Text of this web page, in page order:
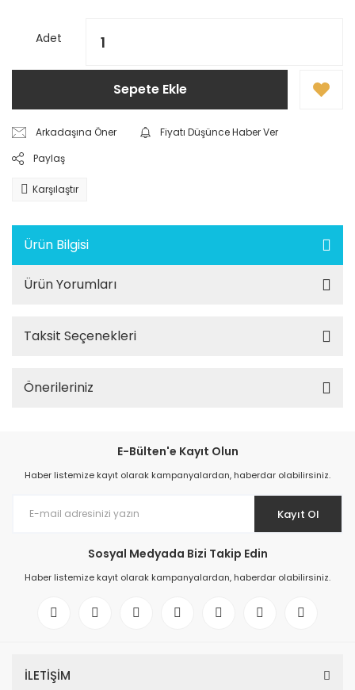
Adet
Sepete Ekle
Arkadaşına Öner
Fiyatı Düşünce Haber Ver
Paylaş
Karşılaştır
Ürün Bilgisi
Ürün Yorumları
Taksit Seçenekleri
Önerileriniz
E-Bülten'e Kayıt Olun
Haber listemize kayıt olarak kampanyalardan, haberdar olabilirsiniz.
Kayıt Ol
Sosyal Medyada Bizi Takip Edin
Haber listemize kayıt olarak kampanyalardan, haberdar olabilirsiniz.
İLETİŞİM